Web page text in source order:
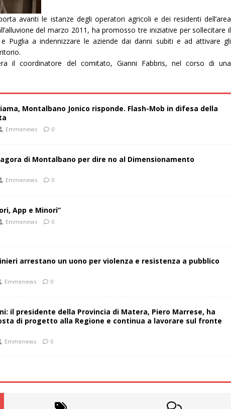
avanti le istanze degli operatori agricoli e dei residenti dell’area
del marzo 2011, ha promosso tre iniziative per sollecitare il
Puglia a indennizzare le aziende dai danni subiti e ad attivare gli
il coordinatore del comitato, Gianni Fabbris, nel corso di una
Montalbano Jonico risponde. Flash-Mob in difesa della
Emmenews 0
di Montalbano per dire no al Dimensionamento
Emmenews 0
App e Minori”
Emmenews 0
arrestano un uono per violenza e resistenza a pubblico
Emmenews 0
il presidente della Provincia di Matera, Piero Marrese, ha
di progetto alla Regione e continua a lavorare sul fronte
Emmenews 0